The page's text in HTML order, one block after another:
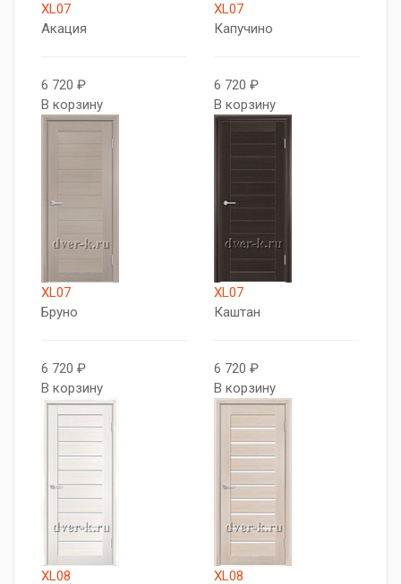
XL07
Акация
6 720 ₽
В корзину
XL07
Капучино
6 720 ₽
В корзину
XL07
Бруно
6 720 ₽
В корзину
XL07
Каштан
6 720 ₽
В корзину
XL08 XL08